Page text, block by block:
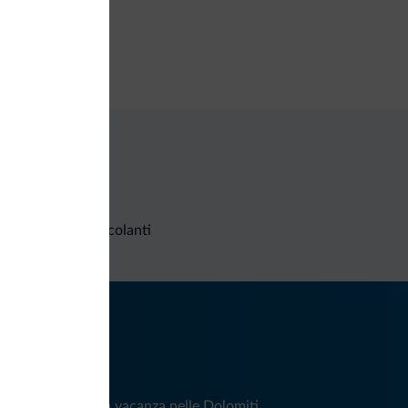
Richieste non vincolanti